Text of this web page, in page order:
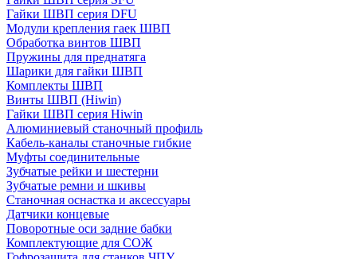
Гайки ШВП серия DFU
Модули крепления гаек ШВП
Обработка винтов ШВП
Пружины для преднатяга
Шарики для гайки ШВП
Комплекты ШВП
Винты ШВП (Hiwin)
Гайки ШВП серия Hiwin
Алюминиевый станочный профиль
Кабель-каналы станочные гибкие
Муфты соединительные
Зубчатые рейки и шестерни
Зубчатые ремни и шкивы
Станочная оснастка и аксессуары
Датчики концевые
Поворотные оси задние бабки
Комплектующие для СОЖ